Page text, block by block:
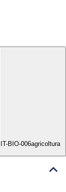
IT-BIO-006agricoltura